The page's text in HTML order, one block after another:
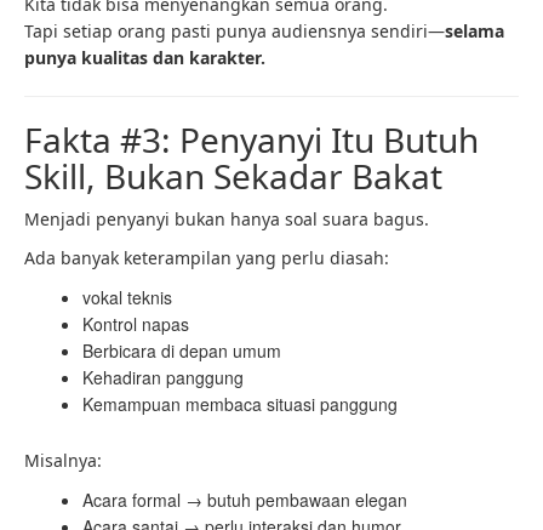
Tapi setiap orang pasti punya audiensnya sendiri—selama
punya kualitas dan karakter.
Fakta #3: Penyanyi Itu Butuh
Skill, Bukan Sekadar Bakat
Menjadi penyanyi bukan hanya soal suara bagus.
Ada banyak keterampilan yang perlu diasah:
vokal teknis
Kontrol napas
Berbicara di depan umum
Kehadiran panggung
Kemampuan membaca situasi panggung
Misalnya:
Acara formal → butuh pembawaan elegan